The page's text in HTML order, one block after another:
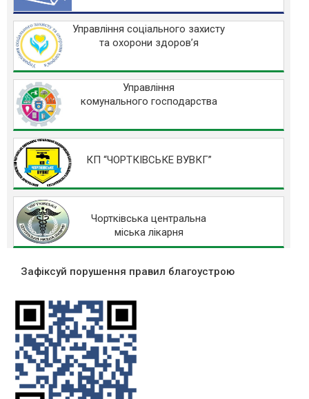
Управління соціального захисту
та охорони здоров’я
Управління
комунального господарства
КП “ЧОРТКІВСЬКЕ ВУВКГ”
Чортківська центральна
міська лікарня
Зафіксуй порушення правил благоустрою